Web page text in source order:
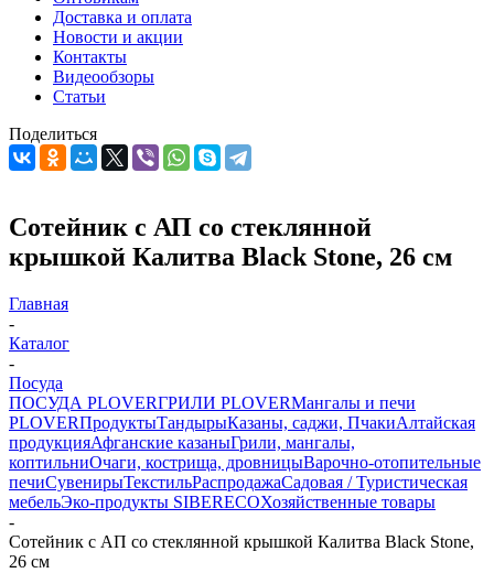
Доставка и оплата
Новости и акции
Контакты
Видеообзоры
Статьи
Поделиться
Сотейник с АП со стеклянной
крышкой Калитва Black Stone, 26 см
Главная
-
Каталог
-
Посуда
ПОСУДА PLOVERГРИЛИ PLOVERМангалы и печи
PLOVERПродуктыТандырыКазаны, саджи, ПчакиАлтайская
продукцияАфганские казаныГрили, мангалы,
коптильниОчаги, кострища, дровницыВарочно-отопительные
печиСувенирыТекстильРаспродажаСадовая / Туристическая
мебельЭко-продукты SIBERECOХозяйственные товары
-
Сотейник с АП со стеклянной крышкой Калитва Black Stone,
26 см